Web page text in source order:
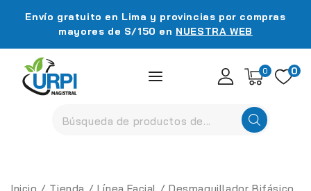
Envío gratuito en Lima y provincias por compras
mayores de S/150 en NUESTRA WEB
0 0